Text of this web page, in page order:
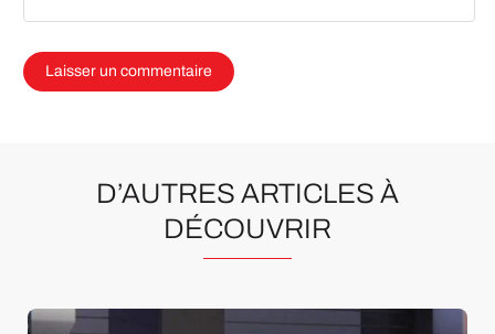
D’AUTRES ARTICLES À
DÉCOUVRIR